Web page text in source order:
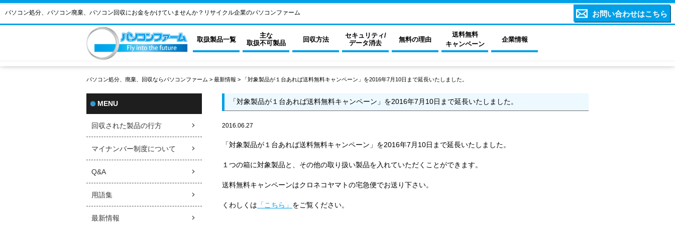
パソコン処分、パソコン廃棄、パソコン回収にお金をかけていませんか？リサイクル企業のパソコンファーム お問い合わせはこちら
取扱製品一覧
主な
取扱不可製品
回収方法
セキュリティ/
データ消去
無料の理由
送料無料
キャンペーン
企業情報
パソコン処分、廃棄、回収ならパソコンファーム > 最新情報 > 「対象製品が１台あれば送料無料キャンペーン」を2016年7月10日まで延長いたしました。
「対象製品が１台あれば送料無料キャンペーン」を2016年7月10日まで延長いたしました。
2016.06.27
「対象製品が１台あれば送料無料キャンペーン」を2016年7月10日まで延長いたしました。
１つの箱に対象製品と、その他の取り扱い製品を入れていただくことができます。
送料無料キャンペーンはクロネコヤマトの宅急便でお送り下さい。
くわしくは 「こちら」 をご覧ください。
MENU
回収された製品の行方
マイナンバー制度について
Q&A
用語集
最新情報